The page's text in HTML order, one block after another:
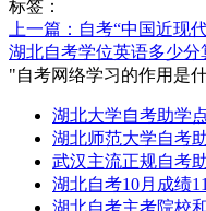
标签：
上一篇：自考“中国近现
湖北自考学位英语多少分
"自考网络学习的作用是
湖北大学自考助学
湖北师范大学自考
武汉主流正规自考
湖北自考10月成绩
湖北自考主考院校